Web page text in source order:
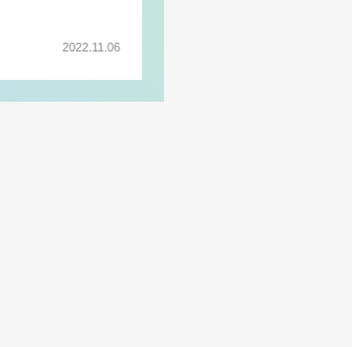
2022.11.06